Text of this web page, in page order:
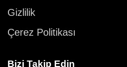
Gizlilik
Çerez Politikası
Bizi Takip Edin